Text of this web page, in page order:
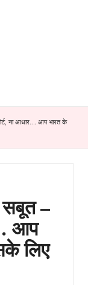
ना आधार… आप भारत के
सबूत –
आप
लिए